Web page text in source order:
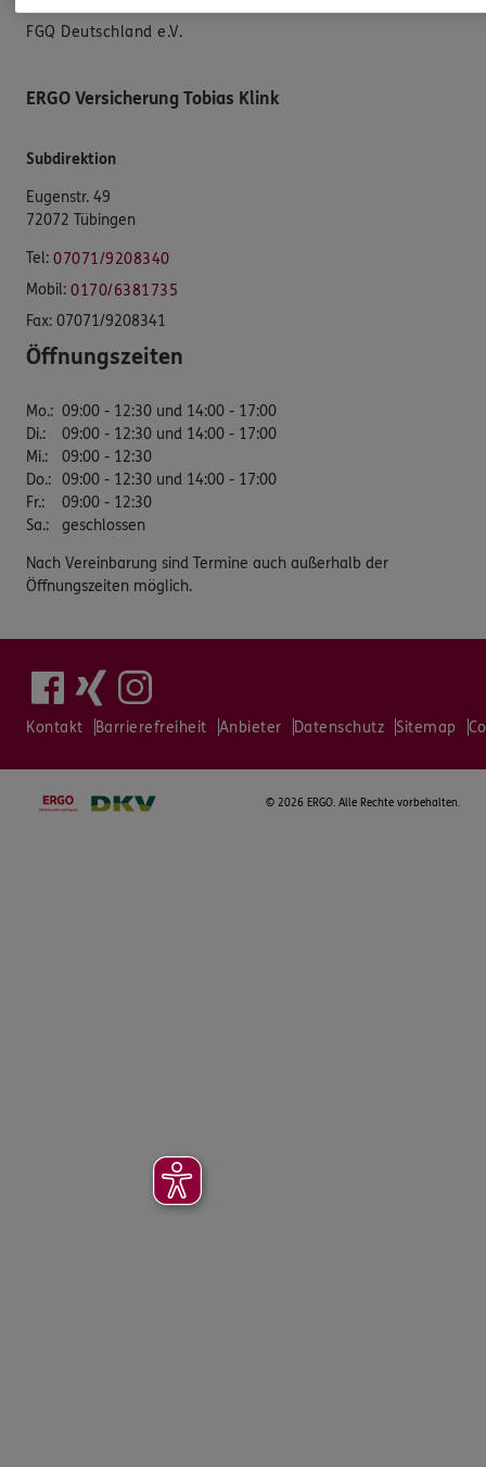
FGQ Deutschland e.V.
ERGO Versicherung Tobias Klink
Subdirektion
Eugenstr. 49
72072 Tübingen
Tel: 07071/9208340
Mobil: 0170/6381735
Fax: 07071/9208341
Öffnungszeiten
Mo.: 09:00 - 12:30 und 14:00 - 17:00
Di.:
09:00 - 12:30 und 14:00 - 17:00
Mi.:
09:00 - 12:30
Do.: 09:00 - 12:30 und 14:00 - 17:00
Fr.:
09:00 - 12:30
Sa.: geschlossen
Nach Vereinbarung sind Termine auch außerhalb der
Öffnungszeiten möglich.
Kontakt Barrierefreiheit Anbieter Datenschutz Sitemap
© 2026 ERGO. Alle Rechte vorbehalten.